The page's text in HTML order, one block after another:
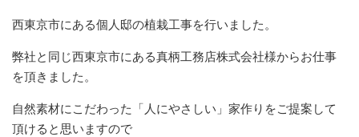
西東京市にある個人邸の植栽工事を行いました。
弊社と同じ西東京市にある真柄工務店株式会社様からお仕事
を頂きました。
自然素材にこだわった「人にやさしい」家作りをご提案して
頂けると思いますので